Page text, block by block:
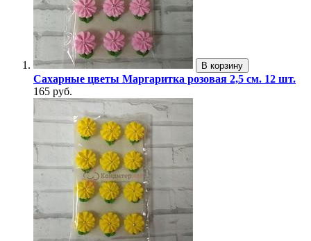
В корзину
Сахарные цветы Маргаритка розовая 2,5 см. 12 шт.
165 руб.